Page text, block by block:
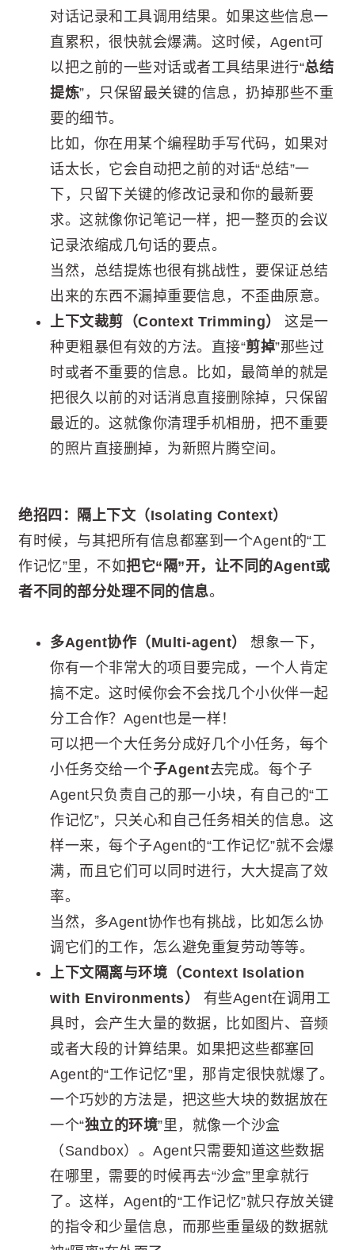
对话记录和工具调用结果。如果这些信息一
直累积，很快就会爆满。这时候，Agent可
以把之前的一些对话或者工具结果进行“总结
提炼”，只保留最关键的信息，扔掉那些不重
要的细节。
比如，你在用某个编程助手写代码，如果对
话太长，它会自动把之前的对话“总结”一
下，只留下关键的修改记录和你的最新要
求。这就像你记笔记一样，把一整页的会议
记录浓缩成几句话的要点。
当然，总结提炼也很有挑战性，要保证总结
出来的东西不漏掉重要信息，不歪曲原意。
上下文裁剪（Context Trimming）
这是一
种更粗暴但有效的方法。直接“剪掉”那些过
时或者不重要的信息。比如，最简单的就是
把很久以前的对话消息直接删除掉，只保留
最近的。这就像你清理手机相册，把不重要
的照片直接删掉，为新照片腾空间。
绝招四：隔上下文（Isolating Context）
有时候，与其把所有信息都塞到一个Agent的“工
作记忆”里，不如把它“隔”开，让不同的Agent或
者不同的部分处理不同的信息。
多Agent协作（Multi-agent）
想象一下，
你有一个非常大的项目要完成，一个人肯定
搞不定。这时候你会不会找几个小伙伴一起
分工合作？Agent也是一样！
可以把一个大任务分成好几个小任务，每个
小任务交给一个子Agent去完成。每个子
Agent只负责自己的那一小块，有自己的“工
作记忆”，只关心和自己任务相关的信息。这
样一来，每个子Agent的“工作记忆”就不会爆
满，而且它们可以同时进行，大大提高了效
率。
当然，多Agent协作也有挑战，比如怎么协
调它们的工作，怎么避免重复劳动等等。
上下文隔离与环境（Context Isolation
with Environments）
有些Agent在调用工
具时，会产生大量的数据，比如图片、音频
或者大段的计算结果。如果把这些都塞回
Agent的“工作记忆”里，那肯定很快就爆了。
一个巧妙的方法是，把这些大块的数据放在
一个“独立的环境”里，就像一个沙盒
（Sandbox）。Agent只需要知道这些数据
在哪里，需要的时候再去“沙盒”里拿就行
了。这样，Agent的“工作记忆”就只存放关键
的指令和少量信息，而那些重量级的数据就